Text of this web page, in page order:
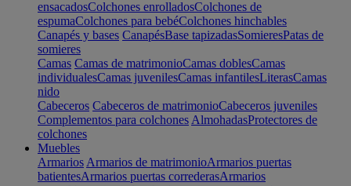
ensacadosColchones enrolladosColchones de
espumaColchones para bebéColchones hinchables
Canapés y bases CanapésBase tapizadasSomieresPatas de
somieres
Camas Camas de matrimonioCamas doblesCamas
individualesCamas juvenilesCamas infantilesLiterasCamas
nido
Cabeceros Cabeceros de matrimonioCabeceros juveniles
Complementos para colchones AlmohadasProtectores de
colchones
Muebles
Armarios Armarios de matrimonioArmarios puertas
batientesArmarios puertas correderasArmarios